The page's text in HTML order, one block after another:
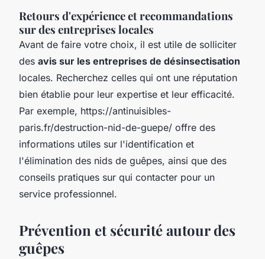
Retours d'expérience et recommandations
sur des entreprises locales
Avant de faire votre choix, il est utile de solliciter
des avis sur les entreprises de désinsectisation
locales. Recherchez celles qui ont une réputation
bien établie pour leur expertise et leur efficacité.
Par exemple, https://antinuisibles-
paris.fr/destruction-nid-de-guepe/ offre des
informations utiles sur l'identification et
l'élimination des nids de guêpes, ainsi que des
conseils pratiques sur qui contacter pour un
service professionnel.
Prévention et sécurité autour des
guêpes